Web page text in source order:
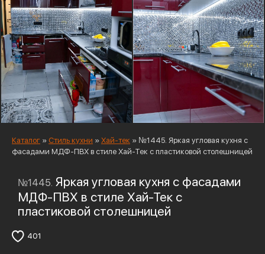
Каталог » Стиль кухни » Хай-тек » №1445. Яркая угловая кухня с
фасадами МДФ-ПВХ в стиле Хай-Тек с пластиковой столешницей
№1445. Яркая угловая кухня с фасадами
МДФ-ПВХ в стиле Хай-Тек с
пластиковой столешницей
401